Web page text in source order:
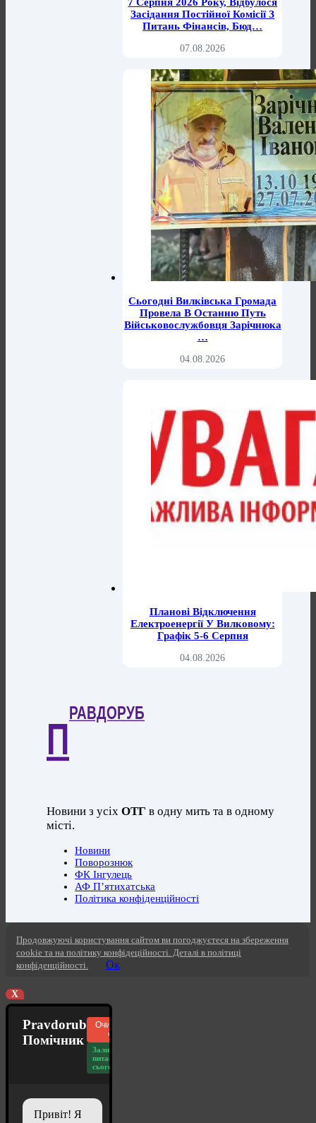
7 Серпня 2026 Року, Відбулося
Засідання Постійної Комісії З
Питань Фінансів, Бюд…
07.08.2026
Сьогодні Вилківська Громада
Провела В Останню Путь
Військовослужбовця Зарічнюка
…
04.08.2026
Планові Відключення
Електроенергії У Вилковому:
Графік 5-6 Серпня
04.08.2026
П
РАВДОРУБ
Новини з усіхОТГ в одну мить та в одному
місті.
Новини
Поворознюк
ФК Інгулець
АФ П’ятихатська
Політика конфіденційності
Продовжуючі користування сайтом ви погоджуєтеся на збереження
cookie та на політику конфідеційності. Деталі в політиці
конфіденційності.
Ок
X
Pravdorub
Помічник
Очистити
чат
Залишилось
питань
сьогодні: 20
Привіт! Я